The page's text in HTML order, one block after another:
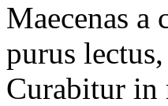
Maecenas
purus
Curabitur in